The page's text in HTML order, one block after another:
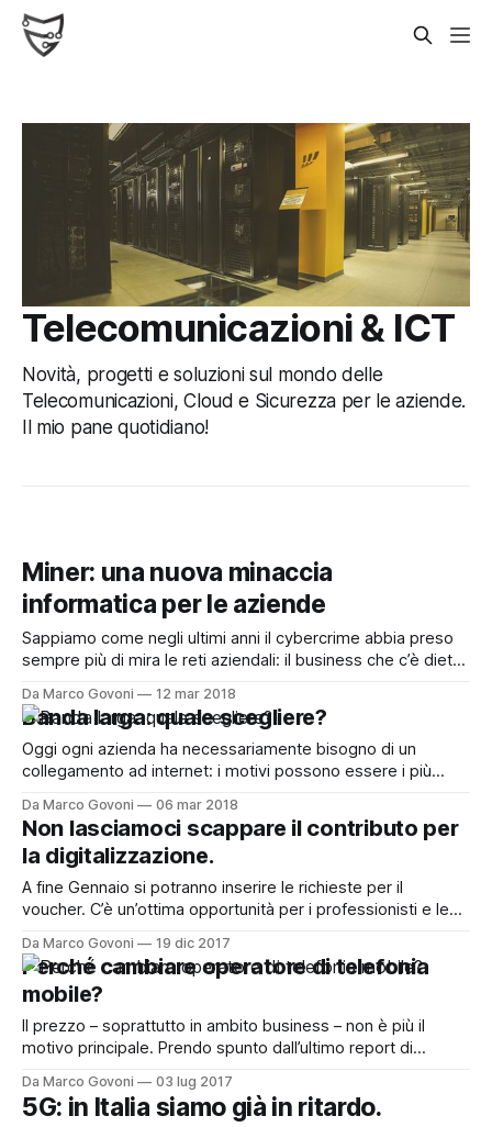
Telecomunicazioni & ICT
Novità, progetti e soluzioni sul mondo delle
Telecomunicazioni, Cloud e Sicurezza per le aziende.
Il mio pane quotidiano!
Miner: una nuova minaccia
informatica per le aziende
Sappiamo come negli ultimi anni il cybercrime abbia preso
sempre più di mira le reti aziendali: il business che c’è dietro
[https://marcogovoni.it/business-milionario-delle-
vulnerabilita-zero-day/] Assistiamo oggi ad un nuovo tipo di
minaccia, più subdola
Da Marco Govoni 12 mar 2018
Banda larga: quale scegliere?
Oggi ogni azienda ha necessariamente bisogno di un
collegamento ad internet: i motivi possono essere i più
ragionare scaturisce dalla seguente domanda: di quale
connessione ho bisogno? E’ una domanda che imprenditori
e responsabili IT si sono posti almeno
Da Marco Govoni 06 mar 2018
Non lasciamoci scappare il contributo per
la digitalizzazione.
A fine Gennaio si potranno inserire le richieste per il
voucher. C’è un’ottima opportunità per i professionisti e le
digitalizzazione: un voucher del valore massimo di €10.000,
fornito dallo Stato, a fondo perduto, valido per
Da Marco Govoni 19 dic 2017
Perché cambiare operatore di telefonia
mobile?
Il prezzo – soprattutto in ambito business – non è più il
motivo principale. Prendo spunto dall’ultimo report di
[https://www.telecompaper.com/pressrelease/european-
sim-only-mobile-prices-trend-lower-in-q1-2017-with-
Da Marco Govoni 03 lug 2017
5G: in Italia siamo già in ritardo.